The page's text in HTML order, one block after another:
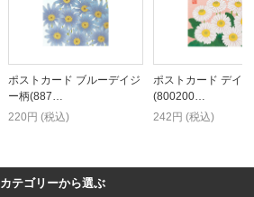
ポストカード ブルーデイジ
ー柄(887…
220円 (税込)
ポストカード デイ
(800200…
242円 (税込)
カテゴリーから選ぶ